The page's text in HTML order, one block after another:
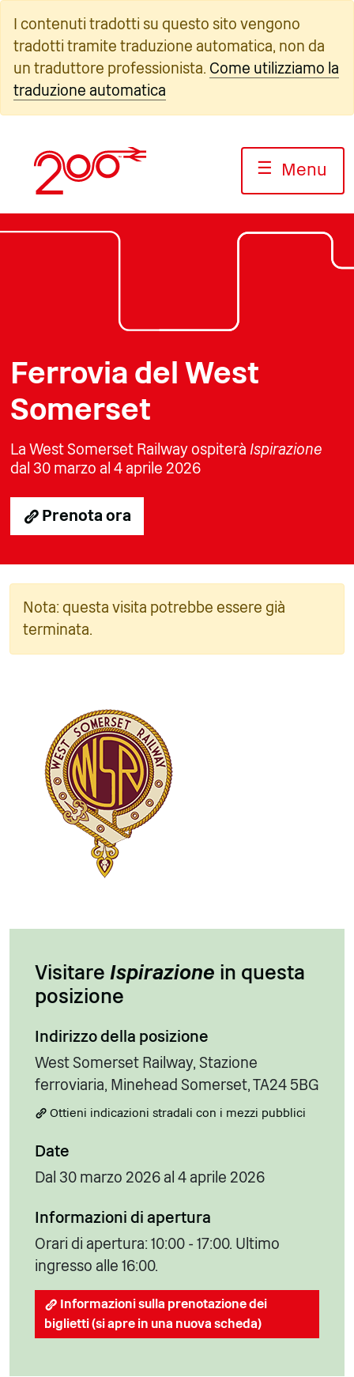
contenuto
I contenuti tradotti su questo sito vengono
tradotti tramite traduzione automatica, non da
un traduttore professionista. Come utilizziamo la
traduzione automatica
☰ Menu
Ferrovia del West
Somerset
La West Somerset Railway ospiterà Ispirazione
dal 30 marzo al 4 aprile 2026
Prenota ora
Nota: questa visita potrebbe essere già
terminata.
Visitare Ispirazione in questa
posizione
Indirizzo della posizione
West Somerset Railway, Stazione
ferroviaria, Minehead Somerset, TA24 5BG
Ottieni indicazioni stradali con i mezzi pubblici
Date
Dal 30 marzo 2026 al 4 aprile 2026
Informazioni di apertura
Orari di apertura: 10:00 - 17:00. Ultimo
ingresso alle 16:00.
Informazioni sulla prenotazione dei
biglietti (si apre in una nuova scheda)